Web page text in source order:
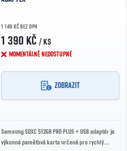
1 149 KČ BEZ DPH
1 390 KČ / KS
MOMENTÁLNĚ NEDOSTUPNÉ
ZOBRAZIT
Samsung SDXC 512GB PRO PLUS + USB adaptér je
výkonná paměťová karta určená pro rychlý